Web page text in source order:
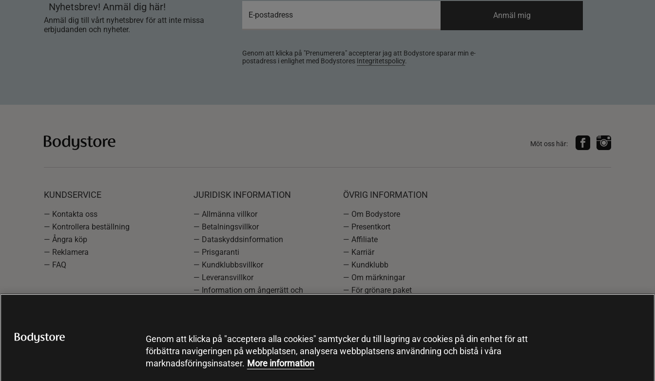
Nyhetsbrev! Anmäl dig här!
Anmäl dig till vårt nyhetsbrev för att inte missa
erbjudanden och nyheter.
Genom att klicka på "Prenumerera" accepterar jag att Bodystore sparar min e-
postadress i enlighet med Bodystores Integritetspolicy.
Anmäl mig
Möt oss här:
KUNDSERVICE
— Kontakta oss
— Kontrollera beställning
— Ångra köp
— Reklamera
— FAQ
JURIDISK INFORMATION
— Allmänna villkor
— Betalningsvillkor
— Dataskyddsinformation
— Prisgaranti
— Kundklubbsvillkor
— Leveransvillkor
— Information om ångerrätt och
ÖVRIG INFORMATION
— Om Bodystore
— Presentkort
— Affiliate
— Karriär
— Kundklubb
— Om märkningar
— För grönare paket
Genom att klicka på "acceptera alla cookies" samtycker du till lagring av cookies på din enhet för att
förbättra navigeringen på webbplatsen, analysera webbplatsens användning och bistå i våra
marknadsföringsinsatser. More information